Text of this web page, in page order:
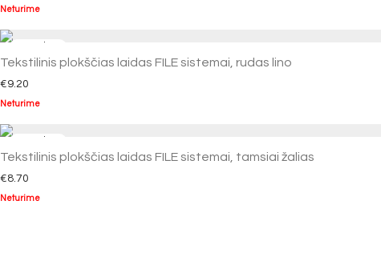
Neturime
Tekstilinis plokščias laidas FILE sistemai, rudas lino
€9.20
Neturime
Tekstilinis plokščias laidas FILE sistemai, tamsiai žalias
€8.70
Neturime